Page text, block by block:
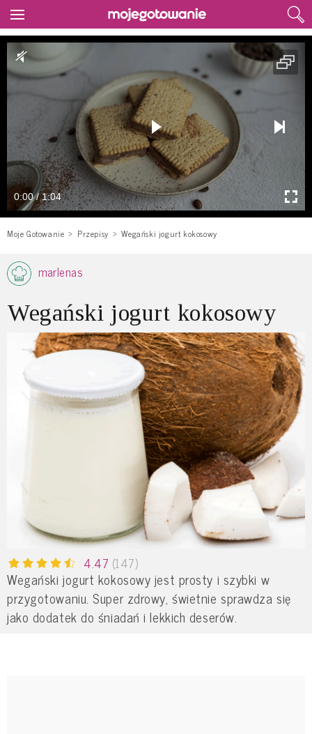
0:00 / 1:04
Moje Gotowanie Przepisy Wegański jogurt kokosowy
marlenas
Wegański jogurt kokosowy
4.47 (147)
Wegański jogurt kokosowy jest prosty i szybki w
przygotowaniu. Super zdrowy, świetnie sprawdza się
jako dodatek do śniadań i lekkich deserów.